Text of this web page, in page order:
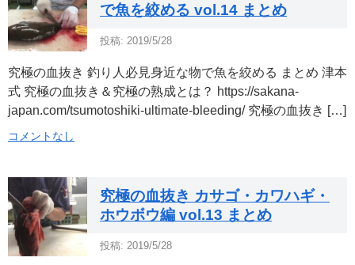
で魚を絞める vol.14 まとめ
投稿: 2019/5/28
究極の血抜き 釣り人必見身近な物で魚を絞める まとめ 津本
式 究極の血抜き＆究極の熟成とは？ https://sakana-
japan.com/tsumotoshiki-ultimate-bleeding/ 究極の血抜き […]
コメントなし
究極の血抜き カサゴ・カワハギ・
ホウボウ編 vol.13 まとめ
投稿: 2019/5/28